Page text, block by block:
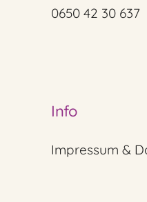
0650 42 30 637
Info
Impressum &